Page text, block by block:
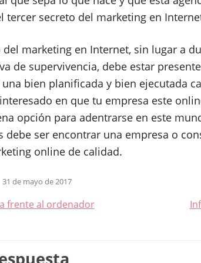
tercer secreto del marketing en
marketing en Internet, sin lugar a
de supervivencia, debe estar
bien planificada y bien ejecutada
en que tu empresa este
opción para adentrarse en este
debe ser encontrar una empresa o
online de calidad.
31 de mayo de 2017
frente al ordenador